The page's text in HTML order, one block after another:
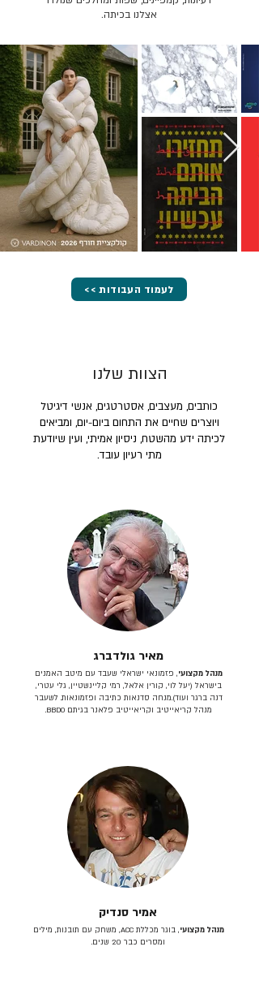
אצלנו בכיתה.
<< לעמוד העבודות
הצוות שלנו
כותבים, מעצבים, אסטרטגים, אנשי דיגיטל
ויוצרים שחיים את התחום ביום-יום, ומביאים
לכיתה ידע מהשטח, ניסיון אמיתי, ועין שיודעת
מתי רעיון עובד.
מאיר גולדברג
מנהל מקצועי, פזמונאי ישראלי שעבד עם מיטב האמנים
בישראל (יעל לוי, קורין אלאל, רמי קליינשטיין, גלי עטרי,
דנה ברגר ועוד).מנחה סדנאות כתיבה ופזמונאות. לשעבר
מנהל קריאייטיב וקריאייטיב פלאנר בגיתם BBDO.
אמיר סנדיק
מנהל מקצועי
, בוגר מכללת ACC, משחק עם תובנות, מילים
ומסרים כבר 20 שנים.